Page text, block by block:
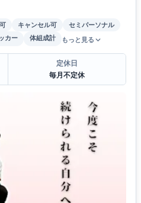
キャンセル可
セミパーソナル
カー 体組成計 もっと見る
定休日
毎月不定休